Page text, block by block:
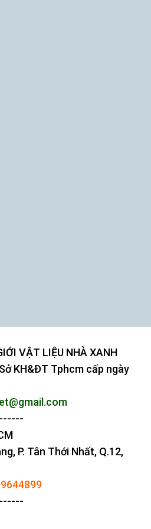
VẬT LIỆU NHÀ XANH
KH&ĐT Tphcm cấp ngày
P. Tân Thới Nhất, Q.12,